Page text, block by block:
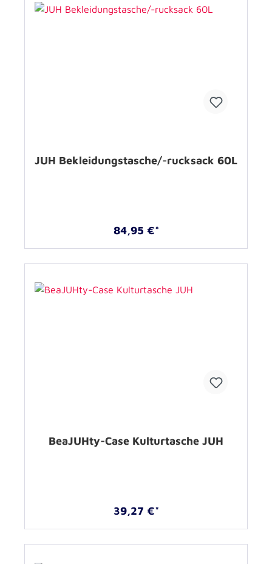
JUH Bekleidungstasche/-rucksack 60L
84,95 €*
BeaJUHty-Case Kulturtasche JUH
39,27 €*